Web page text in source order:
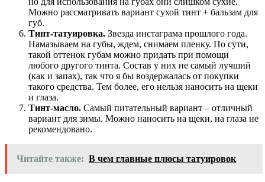
Можно рассматривать вариант сухой тинт + бальзам для
губ.
Тинт-татуировка. Звезда инстаграма прошлого года.
Намазываем на губы, ждем, снимаем пленку. По сути,
такой оттенок губам можно придать при помощи
любого другого тинта. Состав у них не самый лучший
(как и запах), так что я бы воздержалась от покупки
такого средства. Тем более, его нельзя наносить на щеки
и глаза.
Тинт-масло. Самый питательный вариант – отличный
вариант для зимы. Можно наносить на щеки, на глаза не
рекомендовано.
Читайте также: В чем главные плюсы татуировок